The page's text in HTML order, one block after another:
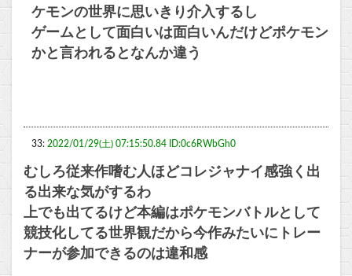
ケモンの世界に思いきり介入するし
ゲームとして面白いは面白いんだけどポケモン
かと言われるとなんか違う
33: 2022/01/29(土) 07:15:50.84 ID:0c6RWbGh0
むしろ従来作嗜む人ほどコレジャナイ感強く出
る出来な気がするわ
上でも出てるけど本編はポケモンバトルとして
競技化してる世界観だから今作みたいにトレー
ナーが参加できるのは違和感